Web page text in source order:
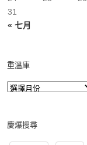
« 七月
31
重溫庫
慶爆搜尋